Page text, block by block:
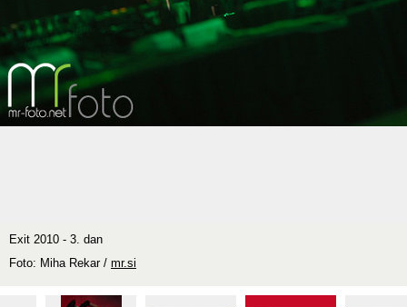
Exit 2010 - 3. dan
Foto: Miha Rekar / mr.si